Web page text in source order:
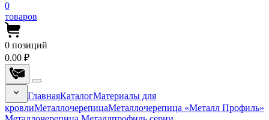
0
товаров
0 позиций
0.00 ₽
ГлавнаяКаталогМатериалы для
кровлиМеталлочерепицаМеталлочерепица «Металл Профиль»